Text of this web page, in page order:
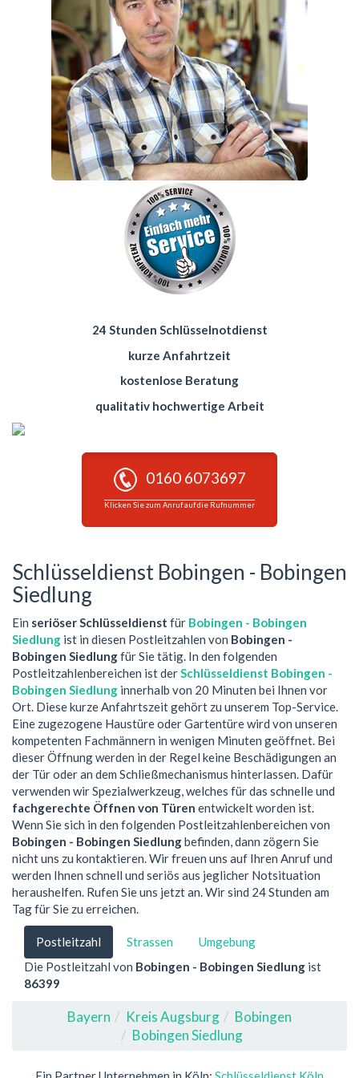
24 Stunden Schlüsselnotdienst
kurze Anfahrtzeit
kostenlose Beratung
qualitativ hochwertige Arbeit
0160 6073697
Klicken Sie zum Anruf auf die Rufnummer
Schlüsseldienst Bobingen - Bobingen
Siedlung
Ein seriöser Schlüsseldienst für Bobingen - Bobingen
Siedlung ist in diesen Postleitzahlen von Bobingen -
Bobingen Siedlungfür Sie tätig. In den folgenden
Postleitzahlenbereichen ist derSchlüsseldienst Bobingen -
Bobingen Siedlung innerhalb von 20 Minuten bei Ihnen vor
Ort. Diese kurze Anfahrtszeit gehört zu unserem Top-Service.
Eine zugezogene Haustüre oder Gartentüre wird von unseren
kompetenten Fachmännern in wenigen Minuten geöffnet. Bei
dieser Öffnung werden in der Regel keine Beschädigungen an
der Tür oder an dem Schließmechanismus hinterlassen. Dafür
verwenden wir Spezialwerkzeug, welches für das schnelle und
fachgerechte Öffnen von Türen entwickelt worden ist.
Wenn Sie sich in den folgenden Postleitzahlenbereichen von
Bobingen - Bobingen Siedlungbefinden, dann zögern Sie
nicht uns zu kontaktieren. Wir freuen uns auf Ihren Anruf und
werden Ihnen schnell und seriös aus jeglicher Notsituation
heraushelfen. Rufen Sie uns jetzt an. Wir sind 24 Stunden am
Tag für Sie zu erreichen.
Postleitzahl Strassen
Umgebung
Die Postleitzahl von Bobingen - Bobingen Siedlung ist
86399
Bayern Kreis Augsburg
Bobingen
Bobingen Siedlung